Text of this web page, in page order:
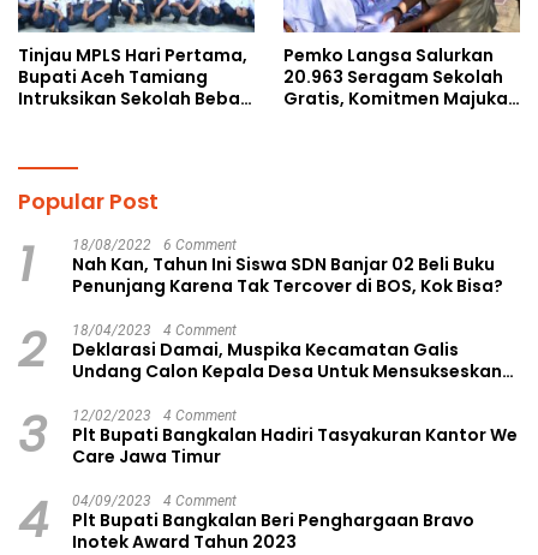
Tinjau MPLS Hari Pertama,
Bupati Aceh Tamiang
Intruksikan Sekolah Bebas
Pemko Langsa Salurkan
20.963 Seragam Sekolah
Gratis, Komitmen Majukan
Popular Post
1 18/08/2022 6 Comment
Nah Kan, Tahun Ini Siswa SDN Banjar 02 Beli Buku
Penunjang Karena Tak Tercover di BOS, Kok Bisa?
2 18/04/2023 4 Comment
Deklarasi Damai, Muspika Kecamatan Galis
Undang Calon Kepala Desa Untuk Mensukseskan
3 12/02/2023 4 Comment
Plt Bupati Bangkalan Hadiri Tasyakuran Kantor We
Care Jawa Timur
4 04/09/2023 4 Comment
Plt Bupati Bangkalan Beri Penghargaan Bravo
Inotek Award Tahun 2023